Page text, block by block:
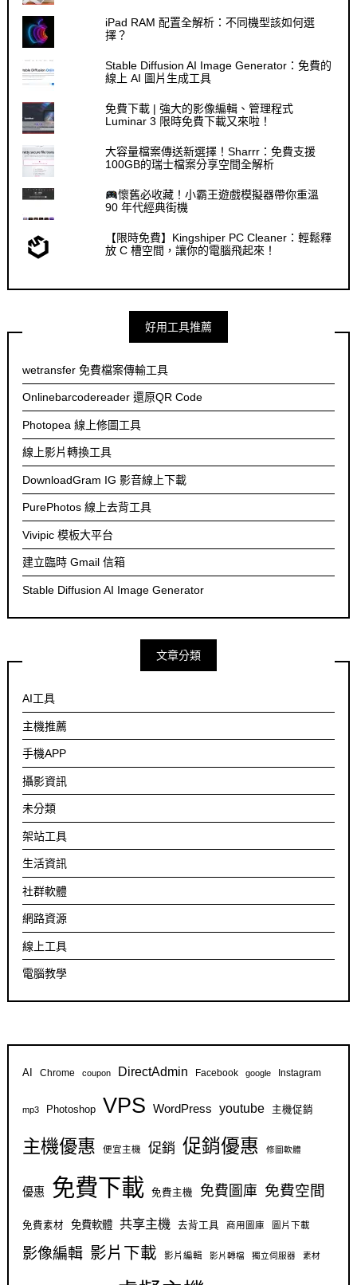
iPad RAM 配置全解析：不同機型該如何選
擇？
Stable Diffusion AI Image Generator：免費的
線上 AI 圖片生成工具
免費下載 | 強大的影像編輯、管理程式
Luminar 3 限時免費下載又來啦！
大容量檔案傳送新選擇！Sharrr：免費支援
100GB的瑞士檔案分享空間全解析
懷舊必收藏！小霸王遊戲模擬器帶你重溫
90 年代經典街機
【限時免費】Kingshiper PC Cleaner：輕鬆釋
放 C 槽空間，讓你的電腦飛起來！
好用工具推薦
wetransfer 免費檔案傳輸工具
Onlinebarcodereader 還原QR Code
Photopea 線上修圖工具
線上影片轉換工具
DownloadGram IG 影音線上下載
PurePhotos 線上去背工具
Vivipic 模板大平台
建立臨時 Gmail 信箱
Stable Diffusion AI Image Generator
文章分類
AI工具
主機推薦
手機APP
攝影資訊
未分類
架站工具
生活資訊
社群軟體
網路資源
線上工具
電腦教學
AI Chrome coupon DirectAdmin Facebook google Instagram
mp3 Photoshop VPS WordPress youtube 主機促銷
主機優惠 便宜主機 促銷 促銷優惠 修圖軟體
優惠 免費下載 免費主機 免費圖庫 免費空間
免費素材 免費軟體 共享主機 去背工具 商用圖庫 圖片下載
影像編輯 影片下載 影片編輯 影片轉檔 獨立伺服器 素材